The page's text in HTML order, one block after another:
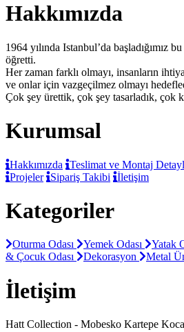
Hakkımızda
1964 yılında Istanbul’da başladığımız
öğretti.
Her zaman farklı olmayı, insanların
ve onlar için vazgeçilmez olmayı
Çok şey ürettik, çok şey tasarladık, çok
Kurumsal
Hakkımızda Teslimat ve Montaj
Projeler
Sipariş Takibi İletişim
Kategoriler
Oturma Odası Yemek Odası Yatak
& Çocuk Odası
Dekorasyon Metal
İletişim
Hatt Collection - Mobesko Kartepe